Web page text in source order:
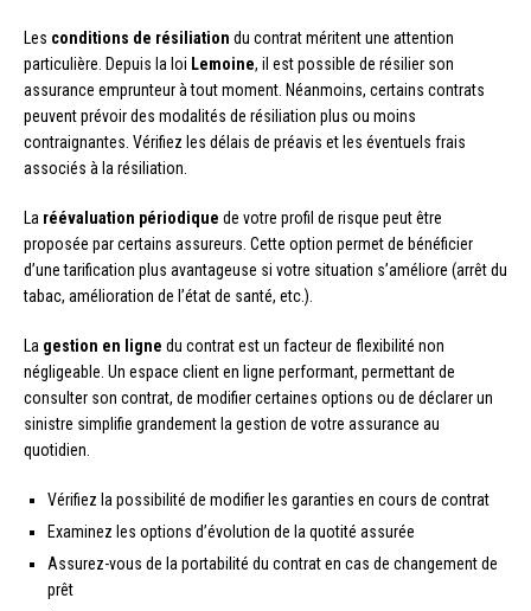
Les conditions de résiliation du contrat méritent une attention
particulière. Depuis la loi Lemoine, il est possible de résilier son
assurance emprunteur à tout moment. Néanmoins, certains contrats
peuvent prévoir des modalités de résiliation plus ou moins
contraignantes. Vérifiez les délais de préavis et les éventuels frais
associés à la résiliation.
La réévaluation périodique de votre profil de risque peut être
proposée par certains assureurs. Cette option permet de bénéficier
d’une tarification plus avantageuse si votre situation s’améliore (arrêt du
tabac, amélioration de l’état de santé, etc.).
La gestion en ligne du contrat est un facteur de flexibilité non
négligeable. Un espace client en ligne performant, permettant de
consulter son contrat, de modifier certaines options ou de déclarer un
sinistre simplifie grandement la gestion de votre assurance au
quotidien.
Vérifiez la possibilité de modifier les garanties en cours de contrat
Examinez les options d’évolution de la quotité assurée
Assurez-vous de la portabilité du contrat en cas de changement de
prêt